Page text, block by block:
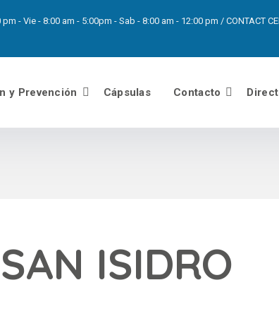
pm - Vie - 8:00 am - 5:00pm - Sab - 8:00 am - 12:00 pm / CONTACT
y Prevención Cápsulas Contacto
ISIDRO